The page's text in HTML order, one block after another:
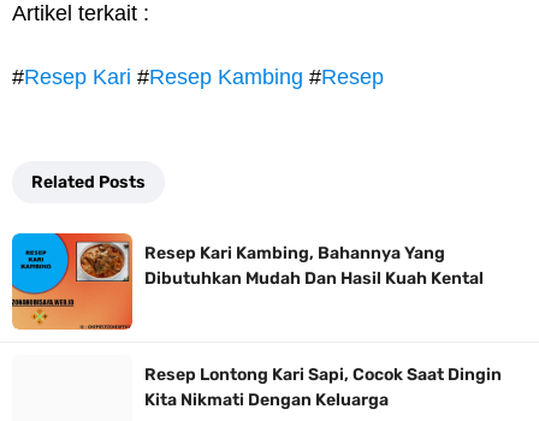
Artikel terkait :
#Resep Kari #Resep Kambing #Resep
Related Posts
Resep Kari Kambing, Bahannya Yang
Dibutuhkan Mudah Dan Hasil Kuah Kental
Resep Lontong Kari Sapi, Cocok Saat Dingin
Kita Nikmati Dengan Keluarga